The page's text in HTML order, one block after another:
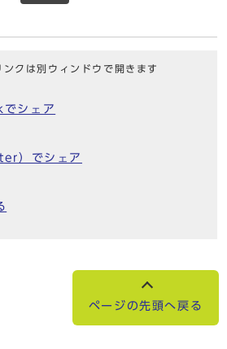
クは別ウィンドウで開きます
シェア
）でシェア
ページの先頭へ戻る